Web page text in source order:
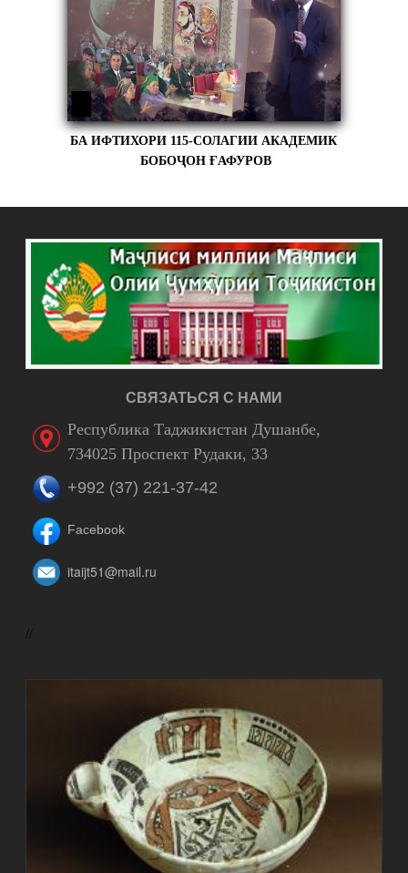
БА ИФТИХОРИ 115-СОЛАГИИ АКАДЕМИК
БОБОҶОН ҒАФУРОВ
СВЯЗАТЬСЯ С НАМИ
Республика Таджикистан Душанбе,
734025 Проспект Рудаки, 33
+992 (37) 221-37-42
Facebook
itaijt51@mail.ru
//